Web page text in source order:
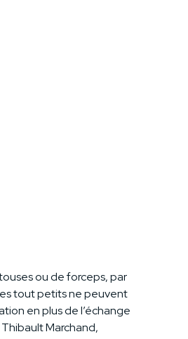
ou de forceps, par
tout petits ne peuvent
en plus de l’échange
Marchand,